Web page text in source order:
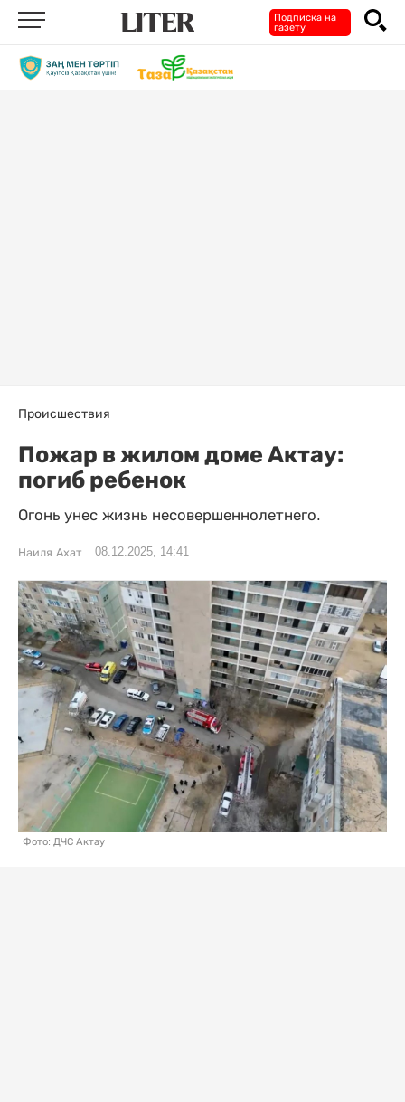
Подписка на
газету
Происшествия
Пожар в жилом доме Актау:
погиб ребенок
Огонь унес жизнь несовершеннолетнего.
Наиля Ахат 08.12.2025, 14:41
Фото: ДЧС Актау